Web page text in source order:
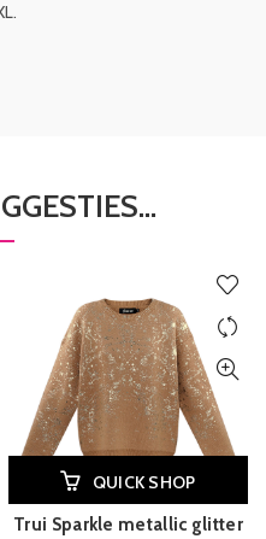
QUICK SHOP
Trui Sparkle metallic glitter